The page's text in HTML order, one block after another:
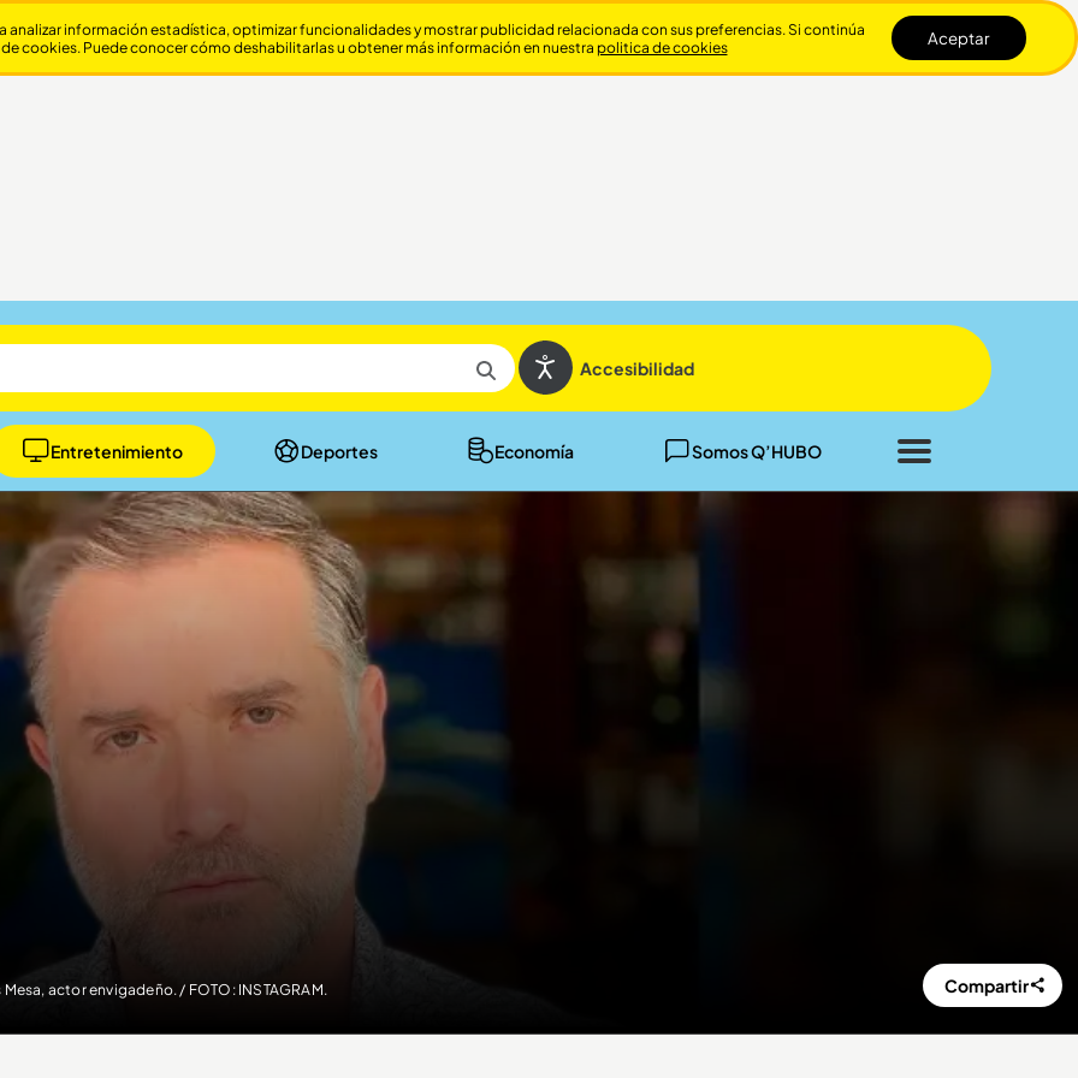
Accesibilidad
Entretenimiento Deportes Economía Somos Q’HUBO
Cerrar
Mesa, actor envigadeño. / FOTO: INSTAGRAM. Compartir
información estadística, optimizar funcionalidades y mostrar publicidad relacionada con sus preferencias. Si continúa
cookies. Puede conocer cómo deshabilitarlas u obtener más información en nuestra politica de cookies Aceptar